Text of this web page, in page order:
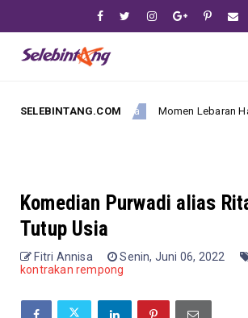
SELEBINTANG.COM
Artis Indonesia Momen Lebaran Hari Kedua:
Komedian Purwadi alias
Tutup Usia
Fitri Annisa Senin, Juni 06, 2022
kontrakan rempong